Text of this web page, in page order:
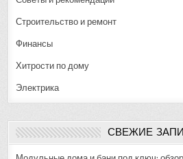
Строительство и ремонт
Финансы
Хитрости по дому
Электрика
СВЕЖИЕ